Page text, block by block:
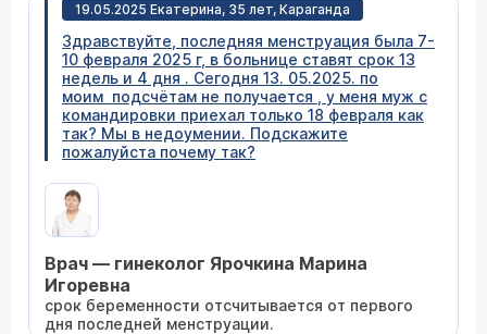
19.05.2025 Екатерина, 35 лет, Караганда
Здравствуйте, последняя менструация была 7-
10 февраля 2025 г, в больнице ставят срок 13
недель и 4 дня . Сегодня 13. 05.2025. по
моим подсчётам не получается , у меня муж с
командировки приехал только 18 февраля как
так? Мы в недоумении. Подскажите
пожалуйста почему так?
Врач — гинеколог Ярочкина Марина
Игоревна
срок беременности отсчитывается от первого
дня последней менструации.